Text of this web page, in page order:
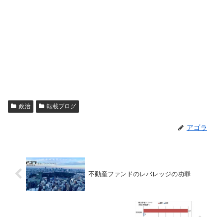
政治 転載ブログ
アゴラ
不動産ファンドのレバレッジの功罪